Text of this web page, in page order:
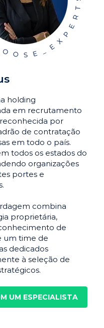
holding
em recrutamento
por
de contratação
em todo o país.
todos os estados do
organizações
portes e
combina
proprietária,
de
um time de
dedicados
à seleção de
UM ESPECIALISTA